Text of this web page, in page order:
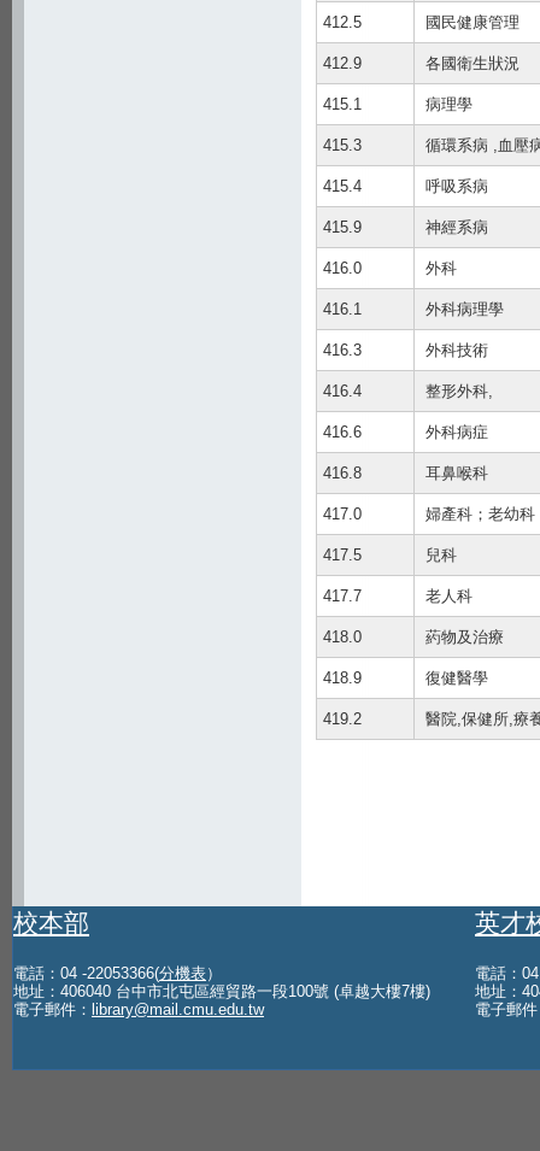
412.5 國民健康管理
412.9 各國衛生狀況
415.1 病理學
415.3 循環系病 ,血壓
415.4 呼吸系病
415.9 神經系病
416.0 外科
416.1 外科病理學
416.3 外科技術
416.4 整形外科,
416.6 外科病症
416.8 耳鼻喉科
417.0 婦產科；老幼科
417.5 兒科
417.7 老人科
418.0 葯物及治療
418.9 復健醫學
419.2 醫院,保健所,療
校本部
電話：04 -22053366(分機表）
地址：406040 台中市北屯區經貿路一段100號 (卓越大樓7樓)
電子郵件： library@mail.cmu.edu.tw
英才
電話：
地址：
電子郵